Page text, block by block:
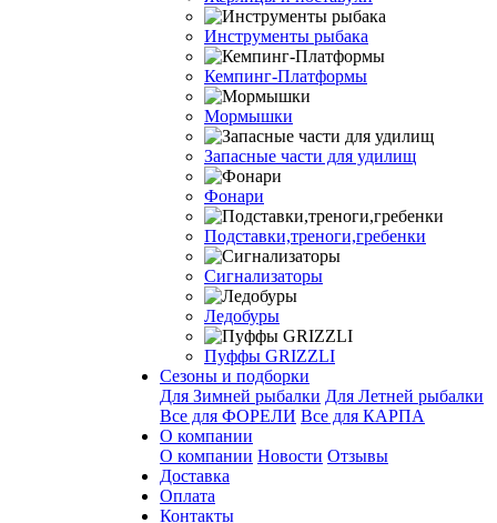
Инструменты рыбака
Кемпинг-Платформы
Мормышки
Запасные части для удилищ
Фонари
Подставки,треноги,гребенки
Сигнализаторы
Ледобуры
Пуффы GRIZZLI
Сезоны и подборки
Для Зимней рыбалки Для Летней рыбалки
Все для ФОРЕЛИ Все для КАРПА
О компании
О компании Новости Отзывы
Доставка
Оплата
Контакты